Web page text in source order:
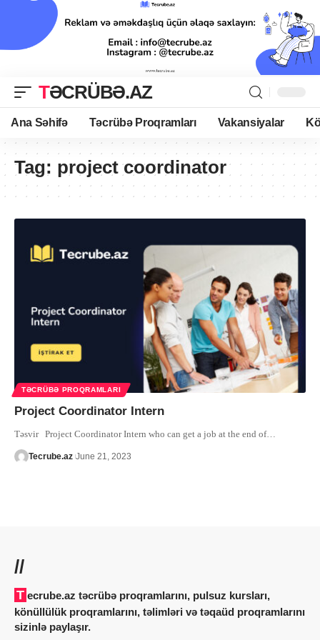
TƏCRÜBƏ.AZ
Ana Səhifə Təcrübə Proqramları Vakansiyalar
Tag: project coordinator
TƏCRÜBƏ PROQRAMLARI
Project Coordinator Intern
Təsvir Project Coordinator Intern who can get a job at the end of…
Tecrube.az June 21, 2023
//
Tecrube.az təcrübə proqramlarını, pulsuz kursları,
könüllülük proqramlarını, təlimləri və təqaüd proqramlarını
sizinlə paylaşır.